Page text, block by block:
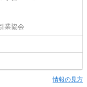
業協会
情報の見方